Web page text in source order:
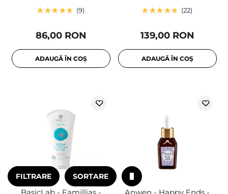
9
86,00 RON
ADAUGĂ ÎN COȘ
22
139,00 RON
ADAUGĂ ÎN COȘ
FILTRARE SORTARE